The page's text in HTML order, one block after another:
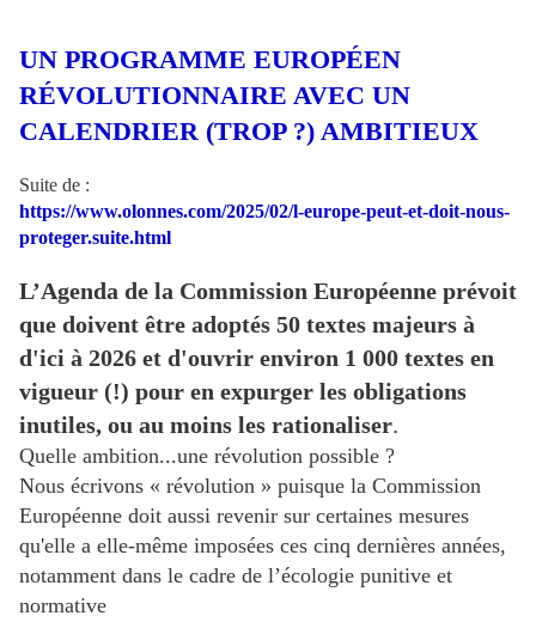
UN PROGRAMME EUROPÉEN
RÉVOLUTIONNAIRE AVEC UN
CALENDRIER (TROP ?) AMBITIEUX
Suite de :
https://www.olonnes.com/2025/02/l-europe-peut-et-doit-nous-
proteger.suite.html
L’Agenda de la Commission Européenne prévoit
que doivent être adoptés 50 textes majeurs à
d'ici à 2026 et d'ouvrir environ 1 000 textes en
vigueur (!) pour en expurger les obligations
inutiles, ou au moins les rationaliser.
Quelle ambition...une révolution possible ?
Nous écrivons « révolution » puisque la Commission
Européenne doit aussi revenir sur certaines mesures
qu'elle a elle-même imposées ces cinq dernières années,
notamment dans le cadre de l’écologie punitive et
normative